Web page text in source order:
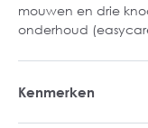
mouwen en drie
onderhoud
Kenmerken